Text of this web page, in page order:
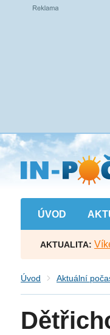
Přejít
na
hlavní
obsah
ÚVOD
AKTUALITA:
Úvod Aktuální